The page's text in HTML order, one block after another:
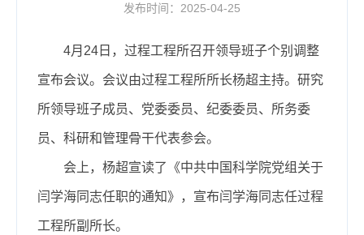
发布时间：2025-04-25
4月24日，过程工程所召开领导班子个别调整
宣布会议。会议由过程工程所所长杨超主持。研究
所领导班子成员、党委委员、纪委委员、所务委
员、科研和管理骨干代表参会。
会上，杨超宣读了《中共中国科学院党组关于
闫学海同志任职的通知》，宣布闫学海同志任过程
工程所副所长。